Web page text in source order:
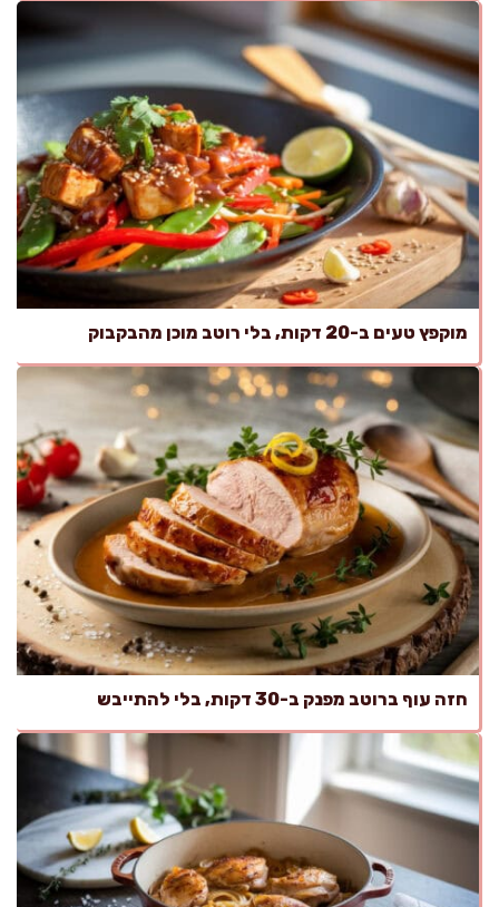
מוקפץ טעים ב-20 דקות, בלי רוטב מוכן מהבקבוק
חזה עוף ברוטב מפנק ב-30 דקות, בלי להתייבש